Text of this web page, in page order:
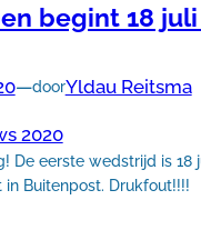
begint 18 juli
—doorYldau Reitsma
2020
De eerste wedstrijd is 18
in Buitenpost. Drukfout!!!!